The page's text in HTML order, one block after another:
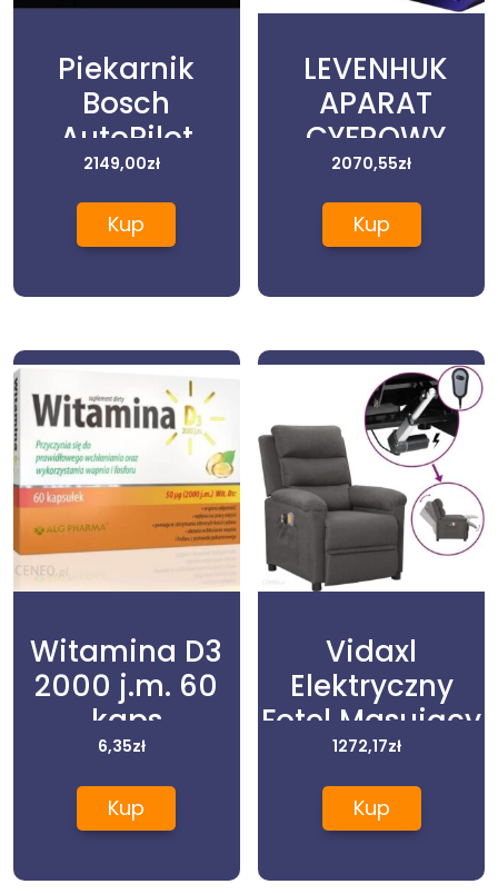
Piekarnik
Bosch
AutoPilot
HBG539EB0
2149,00zł
Kup
LEVENHUK
APARAT
CYFROWY
FOTOGRAFICZNY
M1000 PLUS
2070,55zł
Kup
Witamina D3
2000 j.m. 60
kaps
6,35zł
Kup
Vidaxl
Elektryczny
Fotel Masujący
Ciemnoszary
Obity Tkaniną
3098976
1272,17zł
Kup